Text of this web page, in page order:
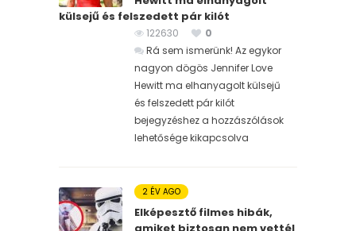
külsejű és felszedett pár kilót
122630
0
Rá sem ismerünk! Az egykor
nagyon dögös Jennifer Love
Hewitt ma elhanyagolt külsejű
és felszedett pár kilót
bejegyzéshez a hozzászólások
lehetősége kikapcsolva
2 ÉV AGO
Elképesztő filmes hibák,